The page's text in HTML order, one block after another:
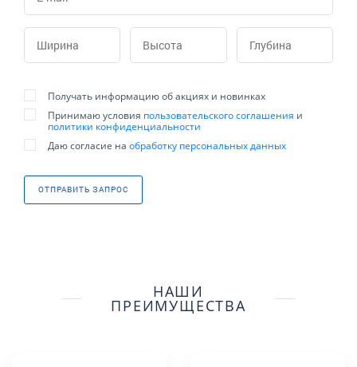
ОТПРАВИТЬ ЗАПРОС
Получать информацию об акциях и новинках
Принимаю условия пользовательского соглашения и
политики конфиденциальности
Даю согласие на обработку персональных данных
НАШИ
ПРЕИМУЩЕСТВА